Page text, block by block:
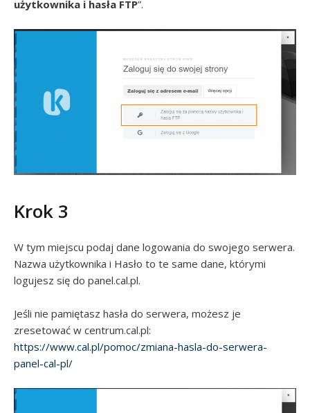
użytkownika i hasła FTP”.
Krok 3
W tym miejscu podaj dane logowania do swojego serwera.
Nazwa użytkownika i Hasło to te same dane, którymi
logujesz się do panel.cal.pl.
Jeśli nie pamiętasz hasła do serwera, możesz je
zresetować w centrum.cal.pl:
https://www.cal.pl/pomoc/zmiana-hasla-do-serwera-
panel-cal-pl/